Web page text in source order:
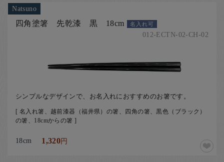
Natsuno
四角塗箸 先乾漆 黒 18cm 名入れ可
012-ECTN-02-CH-02
シンプルなデザインで、お名入れにおすすめのお箸です。
[ 名入れ箸、越前漆器（福井県）の箸、四角の箸、黒色（ブラック）
の箸、18cmからの箸 ]
18cm 1,320円